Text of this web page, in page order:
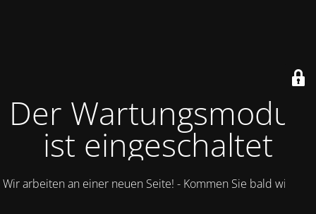
Der Wartungsmodus
ist eingeschaltet
Wir arbeiten an einer neuen Seite! - Kommen Sie bald wieder.